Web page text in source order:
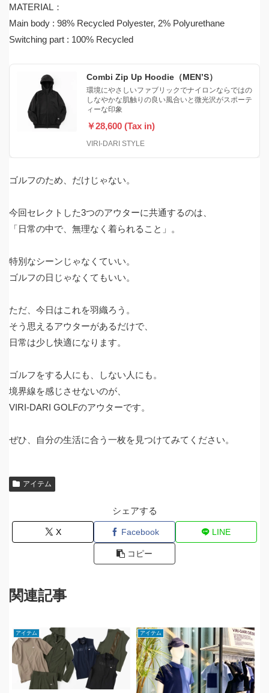
MATERIAL：
Main body : 98% Recycled Polyester, 2% Polyurethane
Switching part : 100% Recycled
Combi Zip Up Hoodie（MEN’S）
環境にやさしいファブリックでナイロンならではの
しなやかな肌触りの良い風合いと微光沢がスポーテ
ィーな印象
￥28,600 (Tax in)
VIRI-DARI STYLE
ゴルフのため、だけじゃない。
今回セレクトした3つのアウターに共通するのは、
「日常の中で、無理なく着られること」。
特別なシーンじゃなくていい。
ゴルフの日じゃなくてもいい。
ただ、今日はこれを羽織ろう。
そう思えるアウターがあるだけで、
日常は少し快適になります。
ゴルフをする人にも、しない人にも。
境界線を感じさせないのが、
VIRI-DARI GOLFのアウターです。
ぜひ、自分の生活に合う一枚を見つけてみてください。
アイテム
シェアする
X Facebook LINE
コピー
関連記事
アイテム アイテム